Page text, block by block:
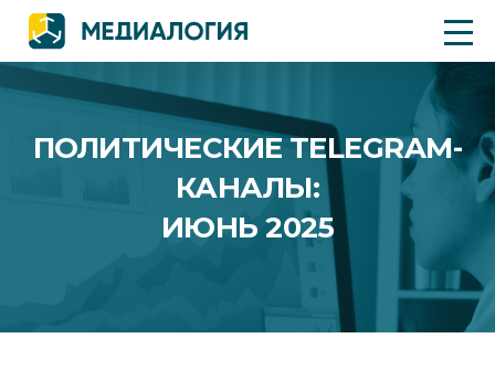
ПОЛИТИЧЕСКИЕ TELEGRAM-
КАНАЛЫ:
ИЮНЬ 2025